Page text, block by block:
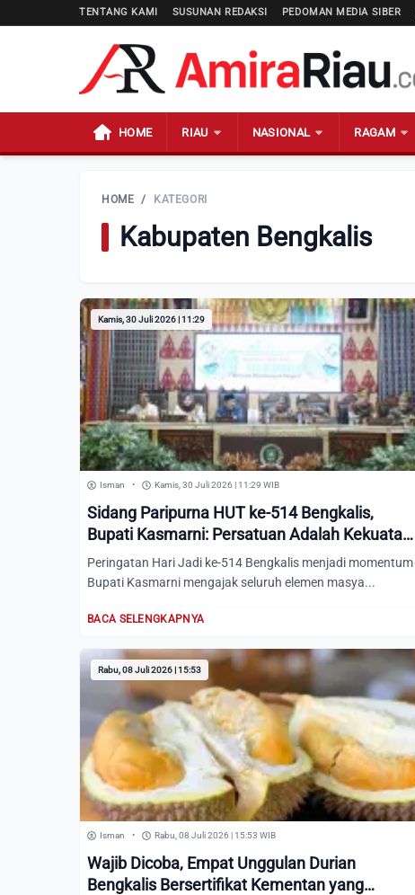
TENTANG KAMI SUSUNAN REDAKSI PEDOMAN MEDIA SIBER
HOME RIAU NASIONAL RAGAM
HOME / KATEGORI
Kabupaten Bengkalis
Kamis, 30 Juli 2026 | 11:29
Isman • Kamis, 30 Juli 2026 | 11:29 WIB
Sidang Paripurna HUT ke-514 Bengkalis,
Bupati Kasmarni: Persatuan Adalah Kekuatan
Kita
Peringatan Hari Jadi ke-514 Bengkalis menjadi momentum
Bupati Kasmarni mengajak seluruh elemen masya...
BACA SELENGKAPNYA
Rabu, 08 Juli 2026 | 15:53
Isman • Rabu, 08 Juli 2026 | 15:53 WIB
Wajib Dicoba, Empat Unggulan Durian
Bengkalis Bersertifikat Kementan yang